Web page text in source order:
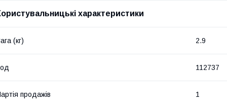
характеристики
(кг) 2.9
112737
продажів 1